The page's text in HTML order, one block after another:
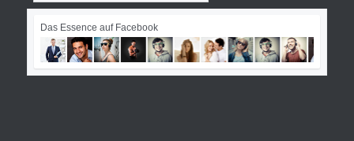
Das Essence auf Facebook